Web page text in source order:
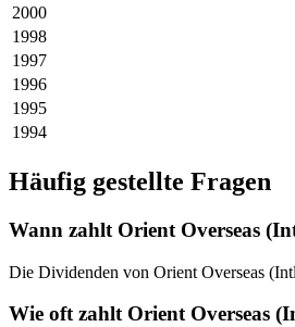
2000
1998
1997
1996
1995
1994
Häufig gestellte Fragen
Wann zahlt Orient Overseas
Die Dividenden von Orient Overseas
Wie oft zahlt Orient Overseas